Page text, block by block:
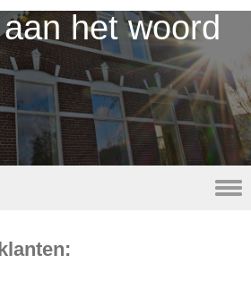
het woord